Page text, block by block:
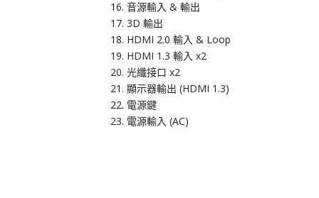
音源輸入 & 輸出
3D 輸出
HDMI 2.0 輸入 & Loop
HDMI 1.3 輸入 x2
光纖接口 x2
顯示器輸出 (HDMI 1.3)
電源鍵
電源輸入 (AC)